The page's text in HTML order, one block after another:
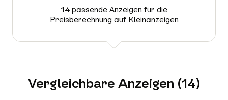
14 passende Anzeigen für die
Preisberechnung auf Kleinanzeigen
Vergleichbare Anzeigen (14)